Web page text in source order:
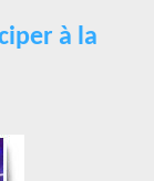
à la